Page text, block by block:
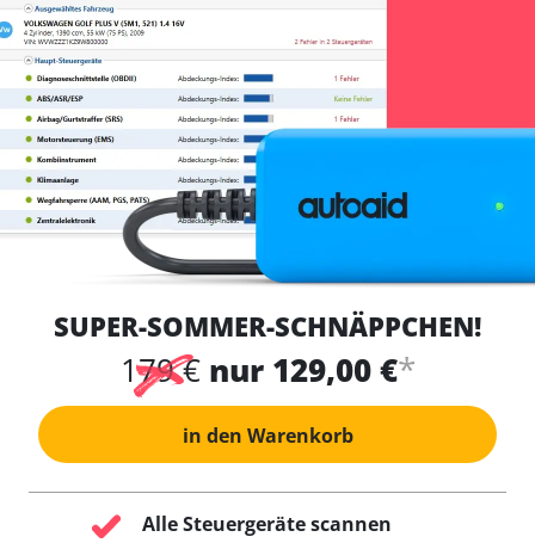
SUPER-SOMMER-SCHNÄPPCHEN!
179 € nur 129,00 €*
in den Warenkorb
Alle Steuergeräte scannen